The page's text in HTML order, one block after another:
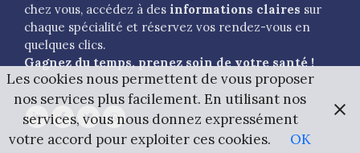
chez vous, accédez à des informations claires sur
chaque spécialité et réservez vos rendez-vous en
quelques clics.
Gagnez du temps, prenez soin de votre santé !
Les cookies nous permettent de vous proposer
nos services plus facilement. En utilisant nos
services, vous nous donnez expressément
votre accord pour exploiter ces cookies.
OK